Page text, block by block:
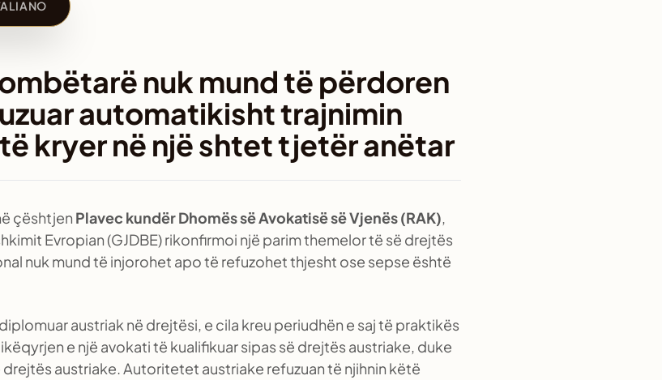
nuk mund të përdoren
automatikisht trajnimin
kryer në një shtet tjetër anëtar
çështjen Plavec kundër Dhomës së Avokatisë së Vjenës (RAK),
Evropian (GJDBE) rikonfirmoi një parim themelor të së drejtës
nuk mund të injorohet apo të refuzohet thjesht ose sepse është
austriak në drejtësi, e cila kreu periudhën e saj të praktikës
e një avokati të kualifikuar sipas së drejtës austriake, duke
austriake. Autoritetet austriake refuzuan të njihnin këtë